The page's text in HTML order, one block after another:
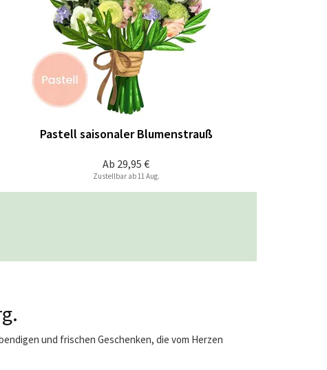
Ab 29,95 €
Pastell saisonaler Blumenstrauß
Zustellbar ab 11 Aug.
und frischen Geschenken, die vom Herzen